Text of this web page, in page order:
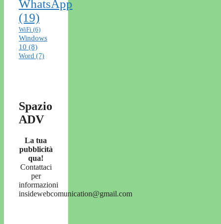
WhatsApp
(19)
WiFi (6)
Windows
10 (8)
Word (7)
Spazio
ADV
La tua
pubblicità
qua!
Contattaci
per
informazioni
insidewebcomunication@gmail.com